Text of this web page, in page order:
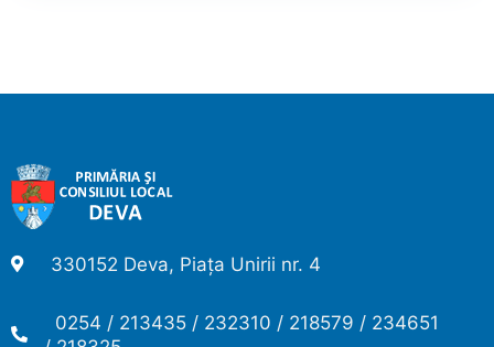
330152 Deva, Piața Unirii nr. 4
0254 / 213435 / 232310 / 218579 / 234651